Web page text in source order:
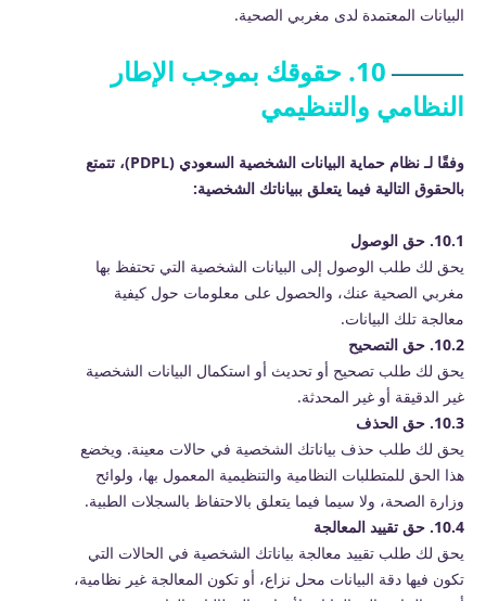
البيانات المعتمدة لدى مغربي الصحية.
10. حقوقك بموجب الإطار
النظامي والتنظيمي
وفقًا لـ نظام حماية البيانات الشخصية السعودي (PDPL)، تتمتع
بالحقوق التالية فيما يتعلق ببياناتك الشخصية:
10.1. حق الوصول
يحق لك طلب الوصول إلى البيانات الشخصية التي تحتفظ بها
مغربي الصحية عنك، والحصول على معلومات حول كيفية
معالجة تلك البيانات.
10.2. حق التصحيح
يحق لك طلب تصحيح أو تحديث أو استكمال البيانات الشخصية
غير الدقيقة أو غير المحدثة.
10.3. حق الحذف
يحق لك طلب حذف بياناتك الشخصية في حالات معينة. ويخضع
هذا الحق للمتطلبات النظامية والتنظيمية المعمول بها، ولوائح
وزارة الصحة، ولا سيما فيما يتعلق بالاحتفاظ بالسجلات الطبية.
10.4. حق تقييد المعالجة
يحق لك طلب تقييد معالجة بياناتك الشخصية في الحالات التي
تكون فيها دقة البيانات محل نزاع، أو تكون المعالجة غير نظامية،